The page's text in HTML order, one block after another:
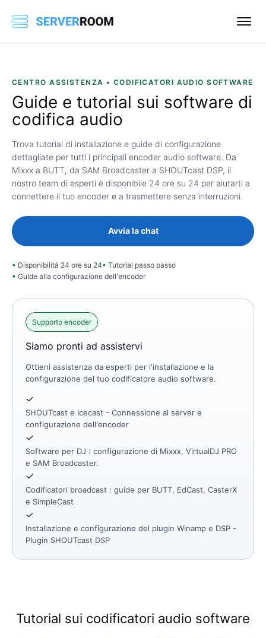
CENTRO ASSISTENZA • CODIFICATORI AUDIO SOFTWARE
Guide e tutorial sui software di
codifica audio
Trova tutorial di installazione e guide di configurazione
dettagliate per tutti i principali encoder audio software. Da
Mixxx a BUTT, da SAM Broadcaster a SHOUTcast DSP, il
nostro team di esperti è disponibile 24 ore su 24 per aiutarti a
connettere il tuo encoder e a trasmettere senza interruzioni.
Avvia la chat
Disponibilità 24 ore su 24
Tutorial passo passo
Guide alla configurazione dell'encoder
Supporto encoder
Siamo pronti ad assistervi
Ottieni assistenza da esperti per l'installazione e la
configurazione del tuo codificatore audio software.
✓
SHOUTcast e Icecast - Connessione al server e
configurazione dell'encoder
✓
Software per DJ : configurazione di Mixxx, VirtualDJ PRO
e SAM Broadcaster.
✓
Codificatori broadcast : guide per BUTT, EdCast, CasterX
e SimpleCast
✓
Installazione e configurazione del plugin Winamp e DSP -
Plugin SHOUTcast DSP
Tutorial sui codificatori audio software